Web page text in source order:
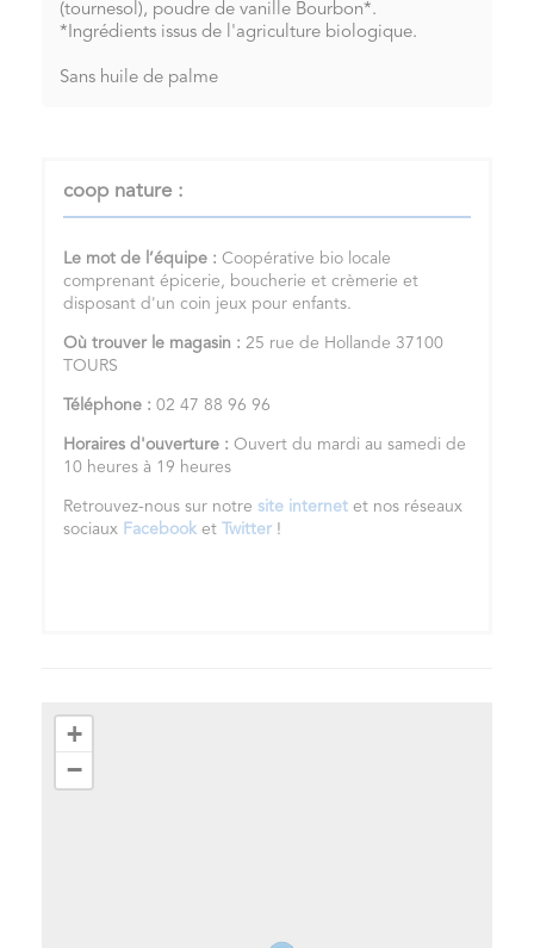
(tournesol), poudre de vanille Bourbon*.
*Ingrédients issus de l'agriculture biologique.
Sans huile de palme
coop nature :
Le mot de l’équipe : Coopérative bio locale
comprenant épicerie, boucherie et crèmerie et
disposant d'un coin jeux pour enfants.
Où trouver le magasin : 25 rue de Hollande 37100
TOURS
Téléphone : 02 47 88 96 96
Horaires d'ouverture : Ouvert du mardi au samedi de
10 heures à 19 heures
Retrouvez-nous sur notre site internet et nos réseaux
sociaux Facebook et Twitter !
+
−